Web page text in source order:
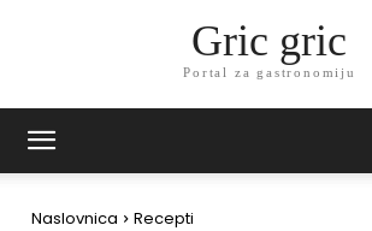
Gric gric
Portal za gastronomiju
Naslovnica Recepti